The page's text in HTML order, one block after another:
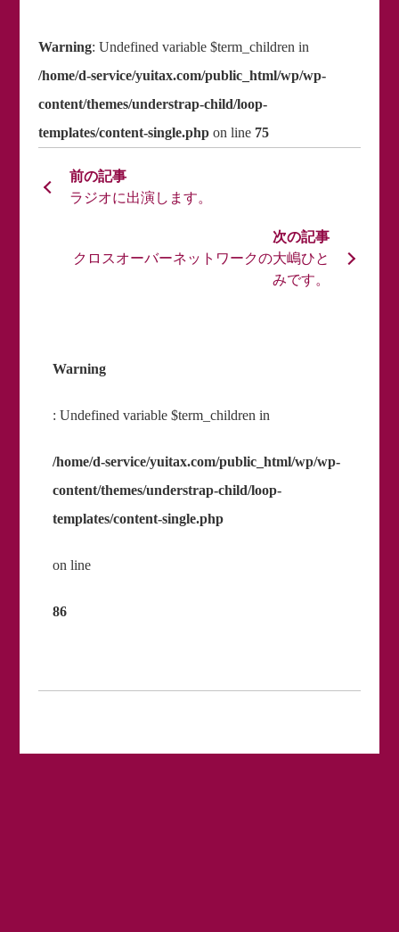
Warning: Undefined variable $term_children in
/home/d-service/yuitax.com/public_html/wp/wp-
content/themes/understrap-child/loop-
templates/content-single.phpon line 75
ラジオに出演します。
Warning
: Undefined variable $term_children in
/home/d-service/yuitax.com/public_html/wp/wp-
content/themes/understrap-child/loop-
templates/content-single.php
on line
86
クロスオーバーネットワークの大嶋ひと
みです。